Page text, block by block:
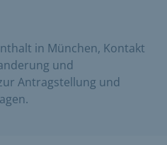
in München, Kontakt
und
Antragstellung und